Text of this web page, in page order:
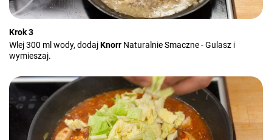
Krok 3
Wlej 300 ml wody, dodajKnorr Naturalnie Smaczne - Gulasz i
wymieszaj.